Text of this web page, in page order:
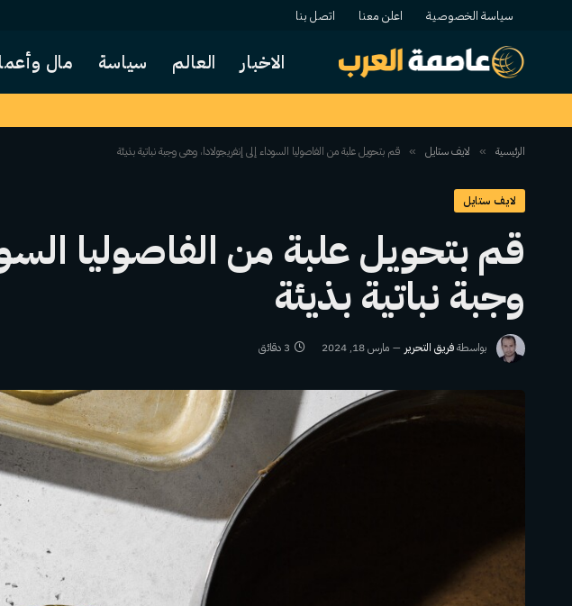
سياسة الخصوصية اعلن معنا اتصل بنا
الاخبار العالم سياسة مال
الرئيسية » لايف ستايل » قم بتحويل علبة من الفاصوليا السوداء إلى إنفريجولادا، وهي وجبة نباتية بذيئة
لايف ستايل
قم بتحويل علبة من الفاصوليا
وجبة نباتية بذيئة
بواسطةفريق التحرير مارس 18, 2024 3 دقائق